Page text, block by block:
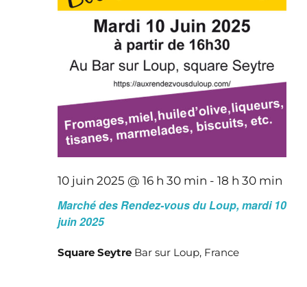
10 juin 2025 @ 16 h 30 min - 18 h 30 min
Marché des Rendez-vous du Loup, mardi 10
juin 2025
Square Seytre Bar sur Loup, France